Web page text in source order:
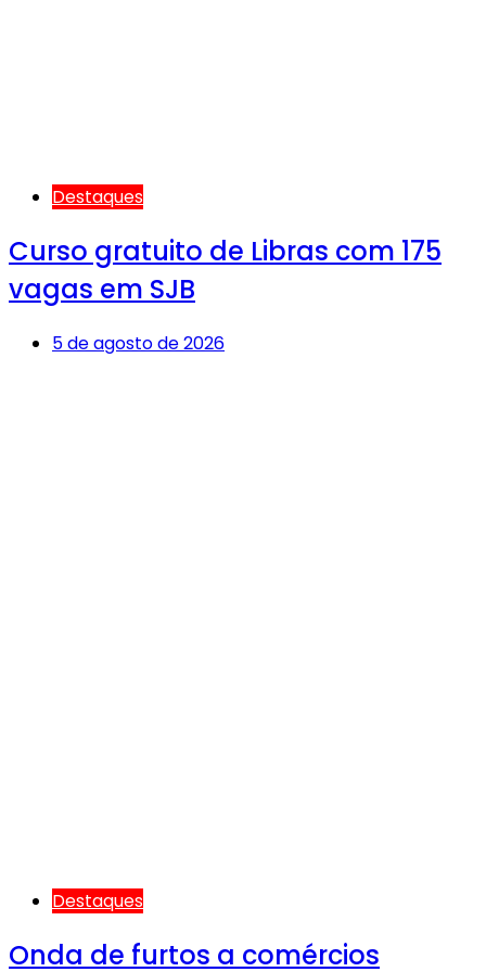
Destaques
Curso gratuito de Libras com 175
vagas em SJB
5 de agosto de 2026
Destaques
Onda de furtos a comércios